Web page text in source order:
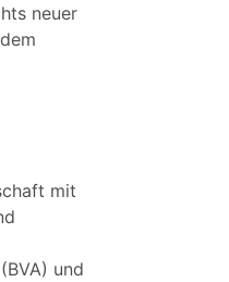
neuer
mit
und